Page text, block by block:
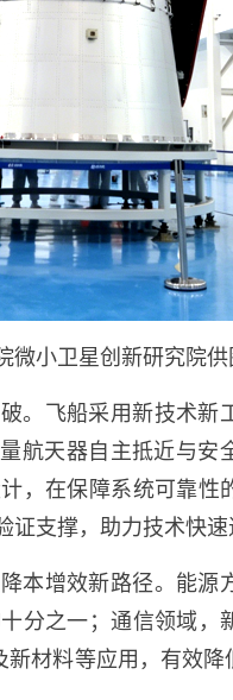
小卫星创新研究院供
。飞船采用新技术新
航天器自主抵近与安
，在保障系统可靠性
支撑，助力技术快速
本增效新路径。能源
分之一；通信领域，
材料等应用，有效